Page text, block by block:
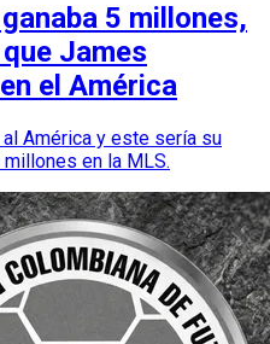
5 millones,
James
el América
América y este sería su
en la MLS.